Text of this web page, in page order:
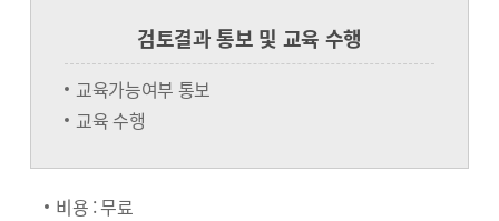
검토결과 통보 및 교육 수행
교육가능여부 통보
교육 수행
비용 : 무료